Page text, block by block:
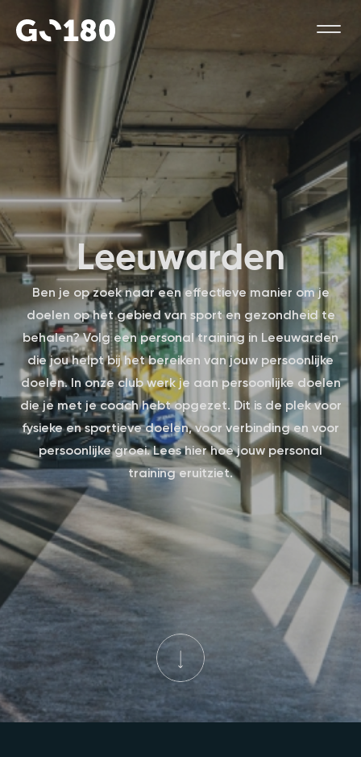
Leeuwarden
Ben je op zoek naar een effectieve manier om je
doelen op het gebied van sport en gezondheid te
behalen? Volg een personal training in Leeuwarden
die jou helpt bij het bereiken van jouw persoonlijke
doelen. In onze club werk je aan persoonlijke doelen
die je met je coach hebt opgezet. Dit is de plek voor
fysieke en sportieve doelen, voor verbinding en voor
persoonlijke groei. Lees hier hoe jouw personal
training eruitziet.